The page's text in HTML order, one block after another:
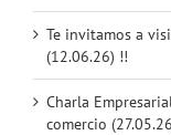
Te invitamos a
(12.06.26) !!
Charla
comercio